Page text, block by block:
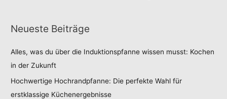
Neueste Beiträge
Alles, was du über die Induktionspfanne wissen musst: Kochen
in der Zukunft
Hochwertige Hochrandpfanne: Die perfekte Wahl für
erstklassige Küchenergebnisse